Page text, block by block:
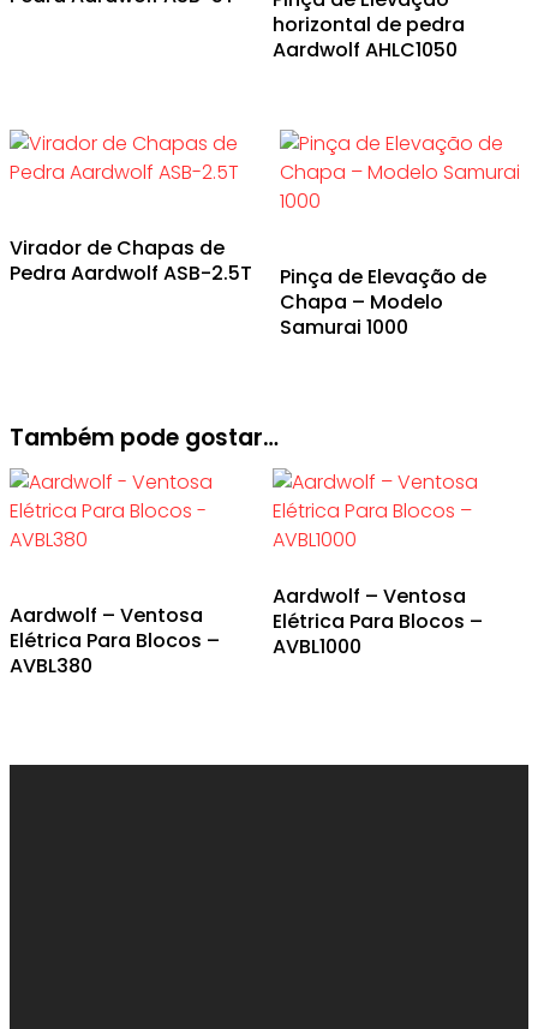
horizontal de pedra
Aardwolf AHLC1050
Virador de Chapas de
Pedra Aardwolf ASB-2.5T
Pinça de Elevação de
Chapa – Modelo
Samurai 1000
Também pode gostar…
Aardwolf – Ventosa
Elétrica Para Blocos –
AVBL380
Aardwolf – Ventosa
Elétrica Para Blocos –
AVBL1000